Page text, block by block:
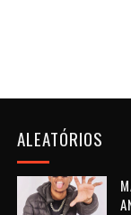
ALEATÓRIOS